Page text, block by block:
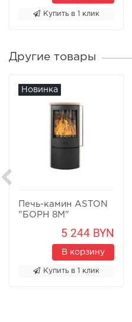
Купить в 1 клик
Другие товары
Новинка
Печь-камин ASTON
"БОРН 8М"
5 244 BYN
В корзину
Купить в 1 клик